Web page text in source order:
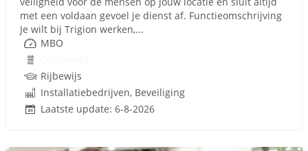
met een voldaan gevoel je dienst af. Functieomschrijving
Je wilt bij Trigion werken,...
MBO
Rijbewijs
Installatiebedrijven, Beveiliging
Laatste update: 6-8-2026